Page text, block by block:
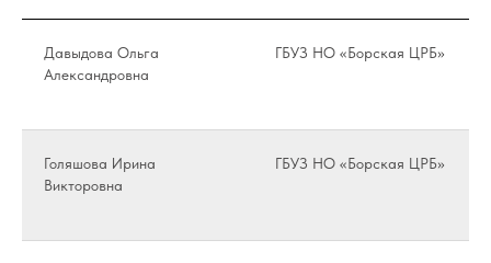
Давыдова Ольга
Александровна
ГБУЗ НО «Борская ЦРБ»
Голяшова Ирина
Викторовна
ГБУЗ НО «Борская ЦРБ»